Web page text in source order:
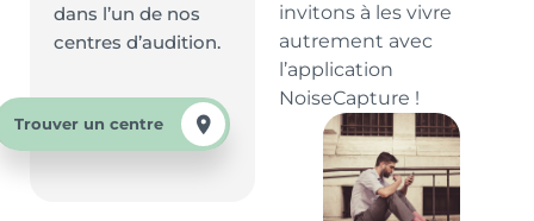
dans l’un de nos
centres d’audition.
Trouver un centre
invitons à les vivre
autrement avec
l’application
NoiseCapture !